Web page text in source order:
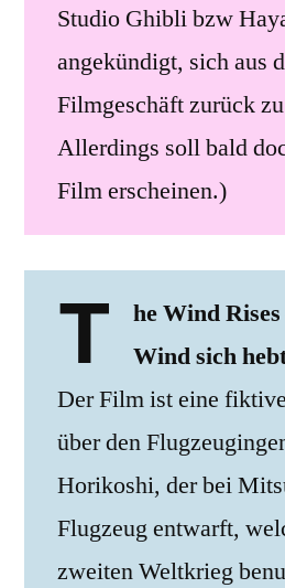
Studio Ghibli bzw
angekündigt, sich aus
Filmgeschäft zurück
Allerdings soll bald
Film erscheinen.)
T
he Wind
Wind sich
Der Film ist eine
über den
Horikoshi, der bei
Flugzeug entwarft,
zweiten Weltkrieg